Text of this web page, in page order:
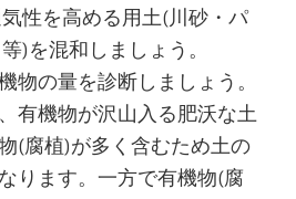
性を高める用土(川砂・パ
)を混和しましょう。
物の量を診断しましょう。
有機物が沢山入る肥沃な土
(腐植)が多く含むため土の
ります。一方で有機物(腐